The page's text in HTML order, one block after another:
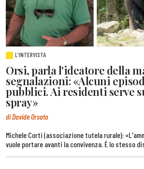
L'INTERVISTA
Orsi, parla l'ideatore della
segnalazioni: «Alcuni
pubblici. Ai residenti serve
spray»
di Davide Orsato
Michele Corti (associazione tutela rurale):
vuole portare avanti la convivenza. È lo stesso